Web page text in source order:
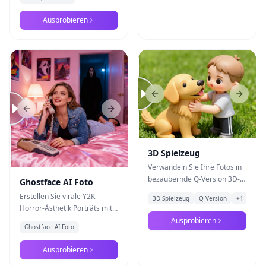
Ihre Bilder mit magischer
Cartoon-Ästhetik zum Leben
Ausprobieren
Previous slide Next slide
Ghostface AI Foto
Erstellen Sie virale Y2K
Horror-Ästhetik Porträts mit
verwandeln Sie Fotos in
verträumte
Schlafzimmerszenen mit
Ghostface AI Foto
Ausprobieren
Previous slide Next
3D Spielzeug
Verwandeln Sie Ihre Fotos in
bezaubernde Q-Version 3D-
Sie niedliche Miniatur-
Renderings mit Comic-
Ästhetik und verspielten
3D Spielzeug Q-Version +1
Ausprobieren